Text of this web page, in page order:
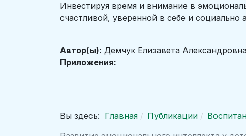
Инвестируя время и внимание в
счастливой, уверенной в себе и
Автор(ы): Демчук Елизавета
Приложения:
Вы здесь: Главная Публикации